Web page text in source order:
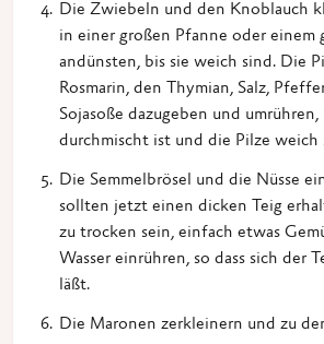
Die Zwiebeln und den Knoblauch
in einer großen Pfanne oder einem
andünsten, bis sie weich sind. Die
Rosmarin, den Thymian, Salz,
Sojasoße dazugeben und umrühren,
durchmischt ist und die Pilze weich
Die Semmelbrösel und die Nüsse
sollten jetzt einen dicken Teig
zu trocken sein, einfach etwas
Wasser einrühren, so dass sich der
läßt.
Die Maronen zerkleinern und zu